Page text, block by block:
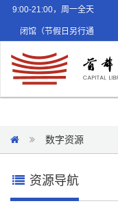
9:00-21:00，周一全天
闭馆（节假日另行通
数字资源
资源导航